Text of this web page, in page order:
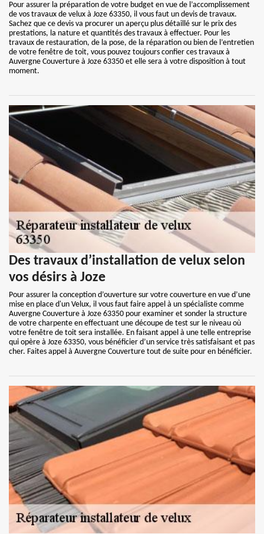
Pour assurer la préparation de votre budget en vue de l’accomplissement
de vos travaux de velux à Joze 63350, il vous faut un devis de travaux.
Sachez que ce devis va procurer un aperçu plus détaillé sur le prix des
prestations, la nature et quantités des travaux à effectuer. Pour les
travaux de restauration, de la pose, de la réparation ou bien de l’entretien
de votre fenêtre de toit, vous pouvez toujours confier ces travaux à
Auvergne Couverture à Joze 63350 et elle sera à votre disposition à tout
moment.
Des travaux d’installation de velux selon
vos désirs à Joze
Pour assurer la conception d’ouverture sur votre couverture en vue d’une
mise en place d'un Velux, il vous faut faire appel à un spécialiste comme
Auvergne Couverture à Joze 63350 pour examiner et sonder la structure
de votre charpente en effectuant une découpe de test sur le niveau où
votre fenêtre de toit sera installée. En faisant appel à une telle entreprise
qui opère à Joze 63350, vous bénéficier d’un service très satisfaisant et pas
cher. Faites appel à Auvergne Couverture tout de suite pour en bénéficier.